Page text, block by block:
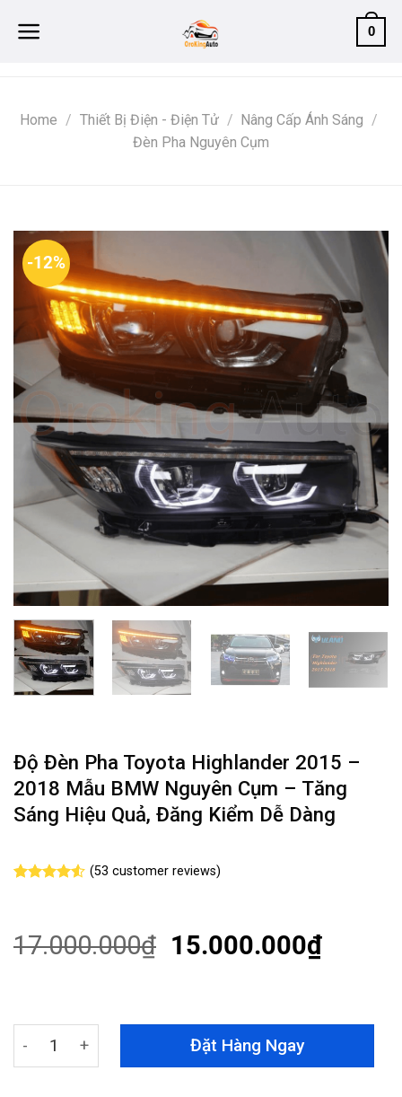
0
Home / Thiết Bị Điện - Điện Tử / Nâng Cấp Ánh Sáng /
Đèn Pha Nguyên Cụm
-12%
Độ Đèn Pha Toyota Highlander 2015 –
2018 Mẫu BMW Nguyên Cụm – Tăng
Sáng Hiệu Quả, Đăng Kiểm Dễ Dàng
customer
ratings
(53 customer reviews)
17.000.000₫ 15.000.000₫
Độ Đèn Pha Toyota Highlander 2015 - 2018 Mẫu BMW
Đặt Hàng Ngay